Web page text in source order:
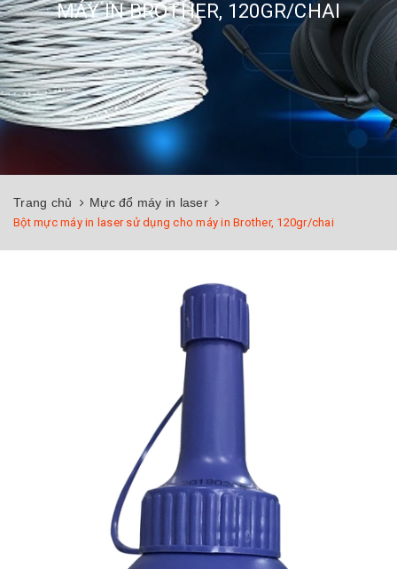
MÁY IN BROTHER, 120GR/CHAI
Trang chủ Mực đổ máy in laser
Bột mực máy in laser sử dụng cho máy in Brother, 120gr/chai